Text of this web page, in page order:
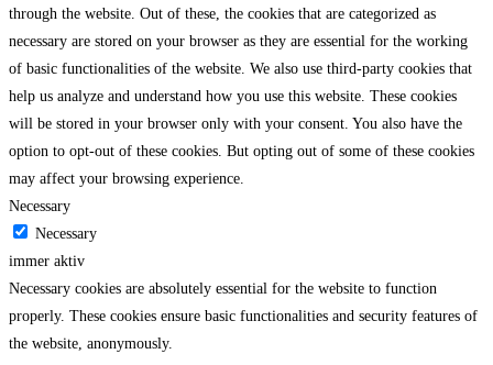
through the website. Out of these, the cookies that are categorized as
necessary are stored on your browser as they are essential for the working
of basic functionalities of the website. We also use third-party cookies that
help us analyze and understand how you use this website. These cookies
will be stored in your browser only with your consent. You also have the
option to opt-out of these cookies. But opting out of some of these cookies
may affect your browsing experience.
Necessary
Necessary
immer aktiv
Necessary cookies are absolutely essential for the website to function
properly. These cookies ensure basic functionalities and security features of
the website, anonymously.